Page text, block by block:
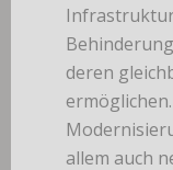
deren
allem auch